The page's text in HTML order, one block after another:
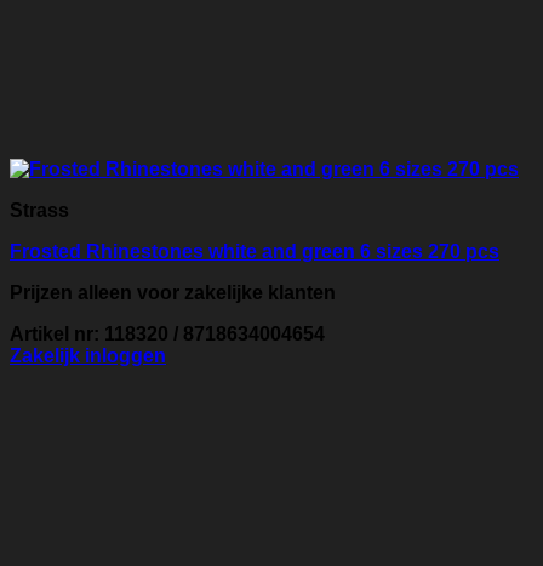
Strass
Frosted Rhinestones white and green 6 sizes 270 pcs
Prijzen alleen voor zakelijke klanten
Artikel nr: 118320 / 8718634004654
Zakelijk inloggen